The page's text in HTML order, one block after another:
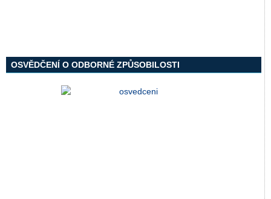
OSVĚDČENÍ O ODBORNÉ ZPŮSOBILOSTI